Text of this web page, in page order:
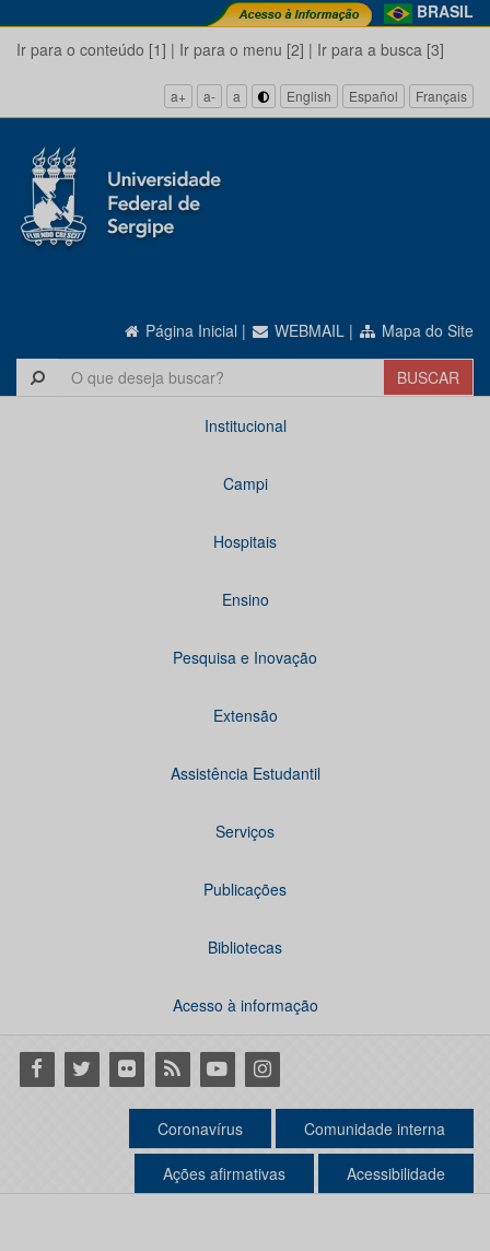
BRASIL
Ir para o conteúdo [1] | Ir para o menu [2] | Ir para a busca [3]
a+ a- a English Español Français
Página Inicial | WEBMAIL | Mapa do Site
Institucional
Campi
Hospitais
Ensino
Pesquisa e Inovação
Extensão
Assistência Estudantil
Serviços
Publicações
Bibliotecas
Acesso à informação
Facebook
Twitter Flickr RSS YoutubeInstagram
Coronavírus Comunidade interna
Ações afirmativas Acessibilidade